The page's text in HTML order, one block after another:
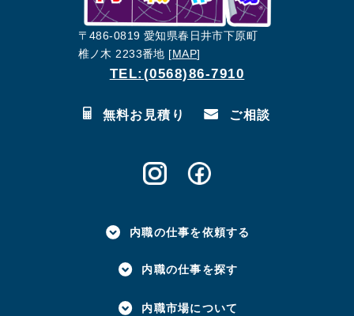
〒486-0819 愛知県春日井市下原町
椎ノ木 2233番地 [MAP]
TEL:(0568)86-7910
無料お見積り ご相談
内職の仕事を依頼する
内職の仕事を探す
内職市場について